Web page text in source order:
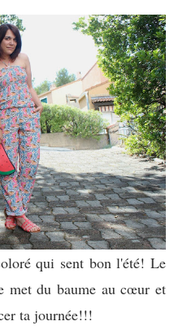
qui sent bon l'été! Le
met du baume au cœur et
ta journée!!!